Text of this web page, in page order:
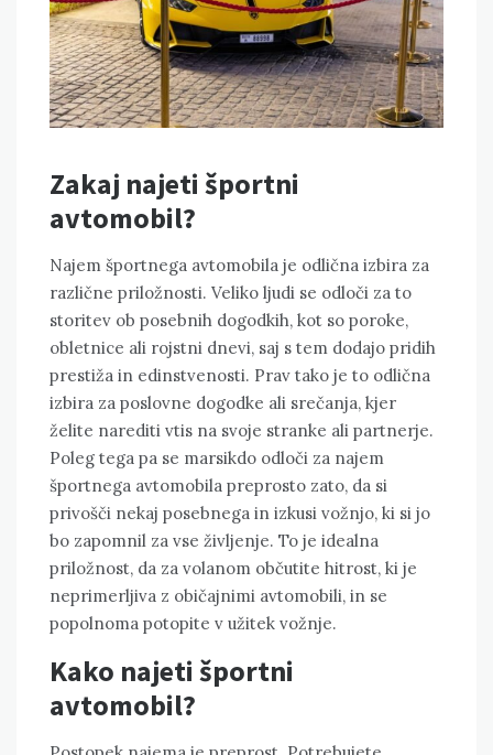
Zakaj najeti športni
avtomobil?
Najem športnega avtomobila je odlična izbira za
različne priložnosti. Veliko ljudi se odloči za to
storitev ob posebnih dogodkih, kot so poroke,
obletnice ali rojstni dnevi, saj s tem dodajo pridih
prestiža in edinstvenosti. Prav tako je to odlična
izbira za poslovne dogodke ali srečanja, kjer
želite narediti vtis na svoje stranke ali partnerje.
Poleg tega pa se marsikdo odloči za najem
športnega avtomobila preprosto zato, da si
privošči nekaj posebnega in izkusi vožnjo, ki si jo
bo zapomnil za vse življenje. To je idealna
priložnost, da za volanom občutite hitrost, ki je
neprimerljiva z običajnimi avtomobili, in se
popolnoma potopite v užitek vožnje.
Kako najeti športni
avtomobil?